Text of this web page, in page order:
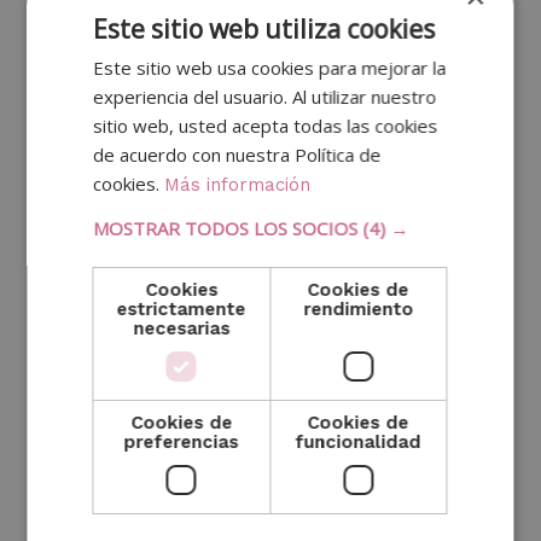
¿Qué se necesita para ser un
buen community manager?
Ser un buen community manager requiere una
combinación de habilidades técnicas y personales.
formación continuaes clave, ya que estar al día
con las últimas tendencias y herramientas es
permite crear campañas más efectivas,
comprendiendo conceptos como SEO, SEM y
estrategias de contenido.
empatía y habilidades interpersonalesson
fundamentales para gestionar relaciones con los
usuarios y mantener una comunidad activa. También
Este sitio web utiliza cookies
Este sitio web usa cookies para mejorar la
experiencia del usuario. Al utilizar nuestro
sitio web, usted acepta todas las cookies
de acuerdo con nuestra Política de
cookies. Más información
MOSTRAR TODOS LOS SOCIOS (4) →
Cookies
estrictamente
necesarias
Cookies de
rendimiento
Cookies de
preferencias
Cookies de
funcionalidad